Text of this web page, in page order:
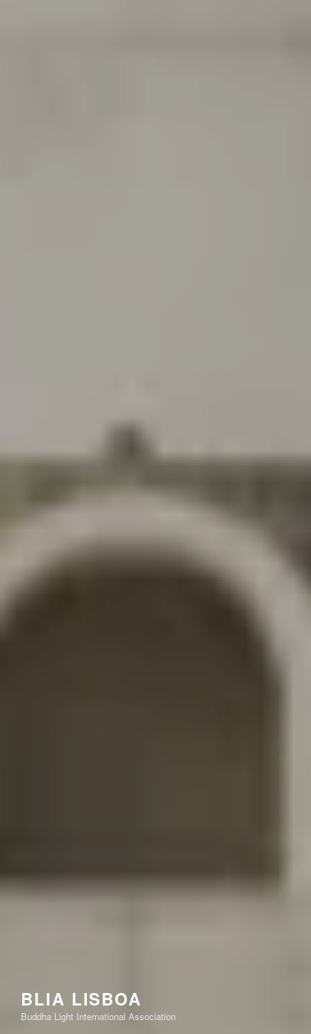
BLIA LISBOA
Buddha Light International Association